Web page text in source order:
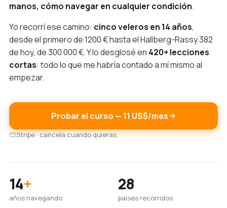
manos, cómo navegar en cualquier condición.
Yo recorrí ese camino: cinco veleros en 14 años,
desde el primero de 1200 € hasta el Hallberg-Rassy 382
de hoy, de 300 000 €. Y lo desglosé en 420+ lecciones
cortas: todo lo que me habría contado a mí mismo al
empezar.
Probar el curso — 11 US$/mes
Stripe · cancela cuando quieras
14+
años navegando
28
países recorridos